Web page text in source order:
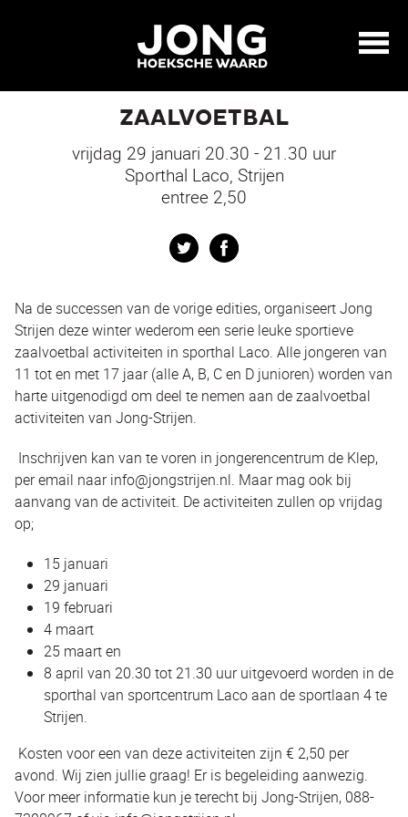
ZAALVOETBAL
vrijdag 29 januari 20.30 - 21.30 uur
Sporthal Laco, Strijen
entree 2,50
Twitter
Na de successen van de vorige edities, organiseert Jong
Strijen deze winter wederom een serie leuke sportieve
zaalvoetbal activiteiten in sporthal Laco. Alle jongeren van
11 tot en met 17 jaar (alle A, B, C en D junioren) worden van
harte uitgenodigd om deel te nemen aan de zaalvoetbal
activiteiten van Jong-Strijen.
Inschrijven kan van te voren in jongerencentrum de Klep,
per email naar info@jongstrijen.nl. Maar mag ook bij
aanvang van de activiteit. De activiteiten zullen op vrijdag
op;
15 januari
29 januari
19 februari
4 maart
25 maart en
8 april van 20.30 tot 21.30 uur uitgevoerd worden in de
sporthal van sportcentrum Laco aan de sportlaan 4 te
Strijen.
Kosten voor een van deze activiteiten zijn € 2,50 per
avond. Wij zien jullie graag! Er is begeleiding aanwezig.
Voor meer informatie kun je terecht bij Jong-Strijen, 088-